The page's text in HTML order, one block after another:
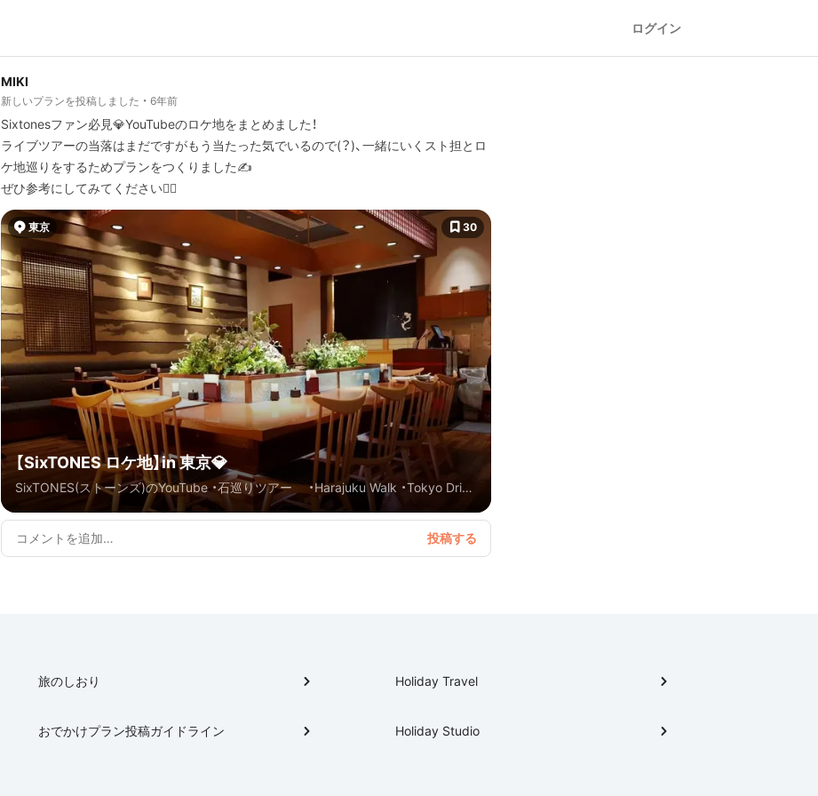
ログイン
MIKI
新しいプランを投稿しました 6年前
Sixtonesファン必見💎YouTubeのロケ地をまとめました！
ライブツアーの当落はまだですがもう当たった気でいるので(？)、一緒にいくスト担とロ
ケ地巡りをするためプランをつくりました✍️
ぜひ参考にしてみてください🏃‍♀️
東京 30
【SixTONES ロケ地】in 東京💎
SixTONES(ストーンズ)のYouTube ・石巡りツアー ・Harajuku Walk ・Tokyo Drive
の動画でいった場所に、on eST遠征組と巡る予定のためまとめてみました✍️
旅のしおり
おでかけプラン投稿ガイドライン
Holiday Travel
Holiday Studio